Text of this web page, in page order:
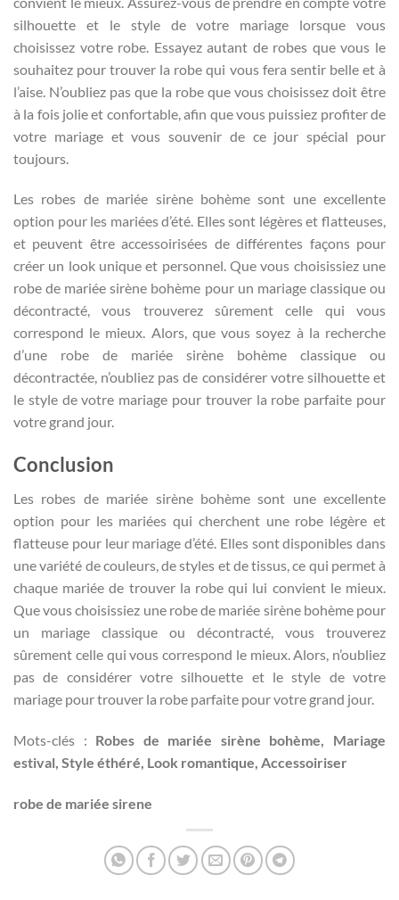
silhouette et le style de votre mariage lorsque vous
choisissez votre robe. Essayez autant de robes que vous le
souhaitez pour trouver la robe qui vous fera sentir belle et à
l’aise. N’oubliez pas que la robe que vous choisissez doit être
à la fois jolie et confortable, afin que vous puissiez profiter de
votre mariage et vous souvenir de ce jour spécial pour
toujours.
Les robes de mariée sirène bohème sont une excellente
option pour les mariées d’été. Elles sont légères et flatteuses,
et peuvent être accessoirisées de différentes façons pour
créer un look unique et personnel. Que vous choisissiez une
robe de mariée sirène bohème pour un mariage classique ou
décontracté, vous trouverez sûrement celle qui vous
correspond le mieux. Alors, que vous soyez à la recherche
d’une robe de mariée sirène bohème classique ou
décontractée, n’oubliez pas de considérer votre silhouette et
le style de votre mariage pour trouver la robe parfaite pour
votre grand jour.
Conclusion
Les robes de mariée sirène bohème sont une excellente
option pour les mariées qui cherchent une robe légère et
flatteuse pour leur mariage d’été. Elles sont disponibles dans
une variété de couleurs, de styles et de tissus, ce qui permet à
chaque mariée de trouver la robe qui lui convient le mieux.
Que vous choisissiez une robe de mariée sirène bohème pour
un mariage classique ou décontracté, vous trouverez
sûrement celle qui vous correspond le mieux. Alors, n’oubliez
pas de considérer votre silhouette et le style de votre
mariage pour trouver la robe parfaite pour votre grand jour.
Mots-clés : Robes de mariée sirène bohème, Mariage
estival, Style éthéré, Look romantique, Accessoiriser
robe de mariée sirene